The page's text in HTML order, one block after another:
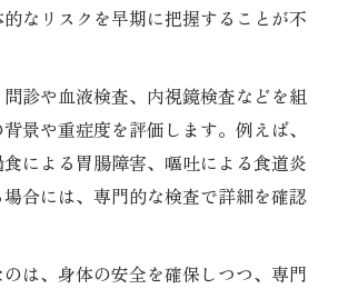
治療の流れを消化器内科で理解す
える摂食障害の専門的アプローチ
科の専門治療で心身を総合サポー
における消化器内科と心理ケアの
を守る消化器内科の治療アプロー
なリスクを早期に把握することが不
診や血液検査、内視鏡検査などを組
景や重症度を評価します。例えば、
による胃腸障害、嘔吐による食道炎
合には、専門的な検査で詳細を確認
は、身体の安全を確保しつつ、専門